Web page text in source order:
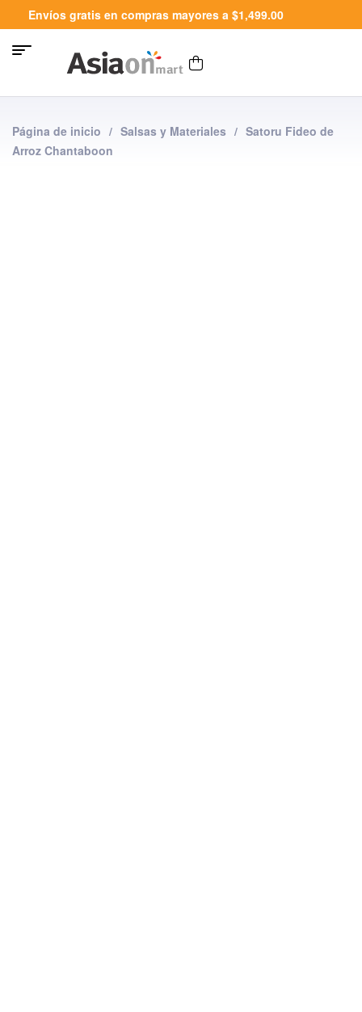
Envíos gratis en compras mayores a $1,499.00
Página de inicio / Salsas y Materiales / Satoru Fideo de
Arroz Chantaboon